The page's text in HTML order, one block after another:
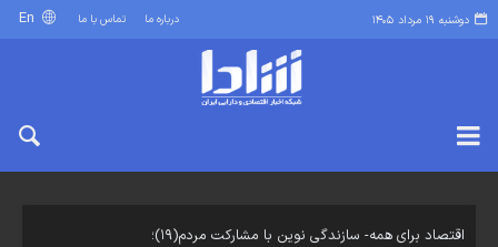
دوشنبه ۱۹ مرداد ۱۴۰۵ درباره ما تماس با ما
اقتصاد برای همه- سازندگی نوین با مشارکت مردم(۱۹)؛